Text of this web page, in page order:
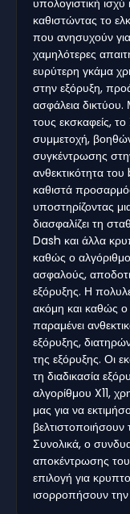
υπολογιστική ισχύ
καθιστώντας το
που ανησυχούν
χαμηλότερες
ευρύτερη γκάμα
στην εξόρυξη,
ασφάλεια δικτύου.
τους εκσκαφείς, το
συμμετοχή,
συγκέντρωσης
ανθεκτικότητα
καθιστά
υποστηρίζοντας
διασφαλίζει τη
Dash και άλλα
καθώς ο
ασφαλούς,
εξόρυξης. Η
ακόμη και καθώς ο
παραμένει
εξόρυξης,
της εξόρυξης. Οι
τη διαδικασία
αλγορίθμου X11,
μας για να
βελτιστοποιήσουν
Συνολικά, ο
αποκέντρωσης του
επιλογή για
ισορροπήσουν